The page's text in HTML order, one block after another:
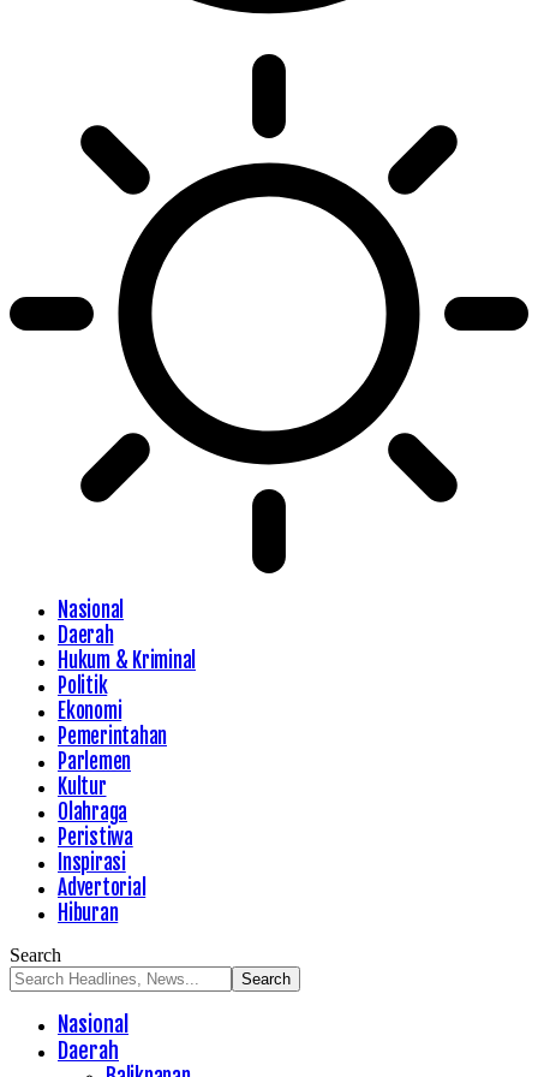
Nasional
Daerah
Hukum & Kriminal
Politik
Ekonomi
Pemerintahan
Parlemen
Kultur
Olahraga
Peristiwa
Inspirasi
Advertorial
Hiburan
Search
Nasional
Daerah